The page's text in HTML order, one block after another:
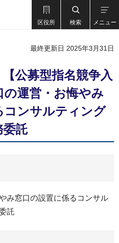
区役所 検索 メニュー
最終更新日 2025年3月31日
【公募型指名競争入
運営・お悔やみ
コンサルティング
委託
み窓口の設置に係るコンサル
託